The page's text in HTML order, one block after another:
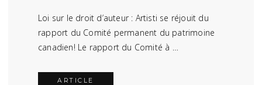
Loi sur le droit d’auteur : Artisti se réjouit du
rapport du Comité permanent du patrimoine
canadien! Le rapport du Comité à …
ARTICLE